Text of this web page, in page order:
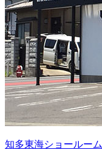
知多東海ショールーム